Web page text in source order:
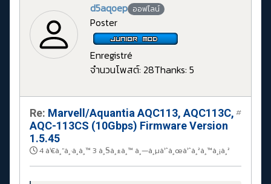
d5aqoep ออฟไลน์
Poster
Enregistré
จำนวนโพสต์: 28Thanks: 5
Re: Marvell/Aquantia AQC113, AQC113C,
AQC-113CS (10Gbps) Firmware Version
1.5.45
4 à¹€à¸”à¸·à¸­à¸™ 3 à¸§à¸±à¸™ à¸—à¸µà¹ˆà¸œà¹ˆà¸²à¸™à¸¡à¸²
#